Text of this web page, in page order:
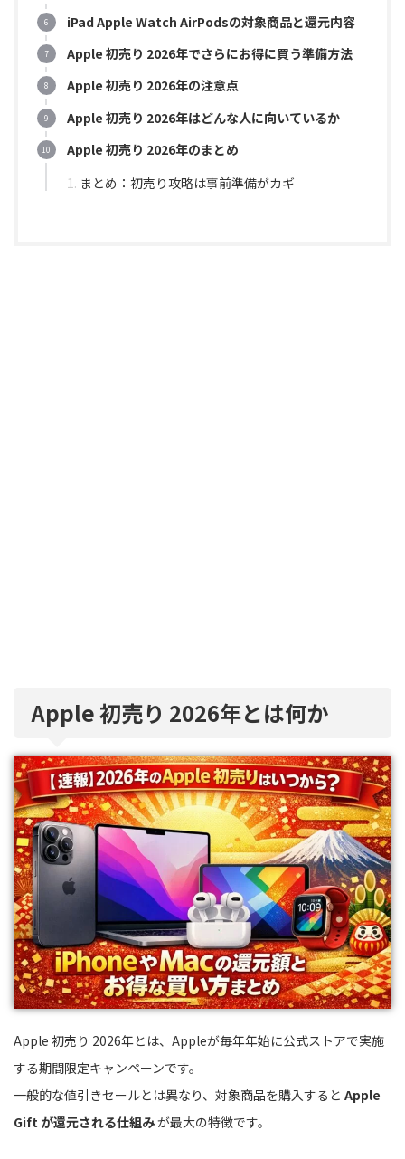
iPad Apple Watch AirPodsの対象商品と還元内容
Apple 初売り 2026年でさらにお得に買う準備方法
Apple 初売り 2026年の注意点
Apple 初売り 2026年はどんな人に向いているか
Apple 初売り 2026年のまとめ
まとめ：初売り攻略は事前準備がカギ
Apple 初売り 2026年とは何か
Apple 初売り 2026年とは、Appleが毎年年始に公式ストアで実施
する期間限定キャンペーンです。
一般的な値引きセールとは異なり、対象商品を購入すると Apple
Gift が還元される仕組みが最大の特徴です。